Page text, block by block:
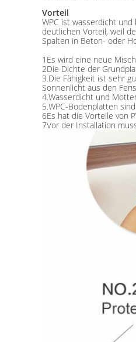
Vorteil
WPC ist wasserdicht
deutlichen Vorteil, weil
Spalten in Beton- oder
1Es wird eine neue
2Die Dichte der
3.Die Fähigkeit ist sehr
Sonnenlicht aus den
4.Wasserdicht und
5.WPC-Bodenplatten
6Es hat die Vorteile von
7Vor der Installation